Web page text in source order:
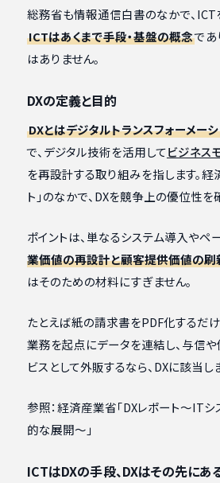
総務省も情報通信白書のなかで、ICT
ICTはあくまで手段・基盤の概念であ
はありません。
DXの定義と目的
DXとはデジタルトランスフォーメ
で、デジタル技術を活用してビジネス
を再設計する取り組みを指します。
ト」のなかで、DXを競争上の優位性
ポイントは、単なるシステム導入やペ
業価値の再設計と顧客提供価値の刷
はそのための材料にすぎません。
たとえば紙の請求書をPDF化するだ
業務を起点にデータを連結し、与信
ビスとして外販するなら、DXに該当
参照：経済産業省「DXレポート〜IT
的な展開〜」
ICTはDXの手段、DXはその先にあ